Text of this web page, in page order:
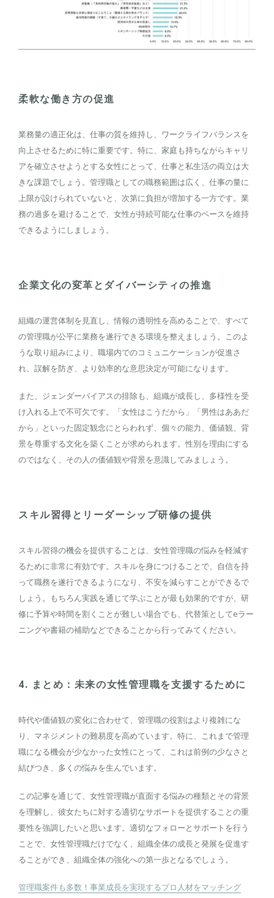
柔軟な働き方の促進
業務量の適正化は、仕事の質を維持し、ワークライフバランスを
向上させるために特に重要です。特に、家庭も持ちながらキャリ
アを確立させようとする女性にとって、仕事と私生活の両立は大
きな課題でしょう。管理職としての職務範囲は広く、仕事の量に
上限が設けられていないと、次第に負担が増加する一方です。業
務の過多を避けることで、女性が持続可能な仕事のペースを維持
できるようにしましょう。
企業文化の変革とダイバーシティの推進
組織の運営体制を見直し、情報の透明性を高めることで、すべて
の管理職が公平に業務を遂行できる環境を整えましょう。このよ
うな取り組みにより、職場内でのコミュニケーションが促進さ
れ、誤解を防ぎ、より効率的な意思決定が可能になります。
また、ジェンダーバイアスの排除も、組織が成長し、多様性を受
け入れる上で不可欠です。「女性はこうだから」「男性はああだ
から」といった固定観念にとらわれず、個々の能力、価値観、背
景を尊重する文化を築くことが求められます。性別を理由にする
のではなく、その人の価値観や背景を意識してみましょう。
スキル習得とリーダーシップ研修の提供
スキル習得の機会を提供することは、女性管理職の悩みを軽減す
るために非常に有効です。スキルを身につけることで、自信を持
って職務を遂行できるようになり、不安を減らすことができるで
しょう。もちろん実践を通じて学ぶことが最も効果的ですが、研
修に予算や時間を割くことが難しい場合でも、代替策としてeラー
ニングや書籍の補助などできることから行ってみてください。
4. まとめ：未来の女性管理職を支援するために
時代や価値観の変化に合わせて、管理職の役割はより複雑にな
り、マネジメントの難易度を高めています。特に、これまで管理
職になる機会が少なかった女性にとって、これは前例の少なさと
結びつき、多くの悩みを生んでいます。
この記事を通じて、女性管理職が直面する悩みの種類とその背景
を理解し、彼女たちに対する適切なサポートを提供することの重
要性を強調したいと思います。適切なフォローとサポートを行う
ことで、女性管理職だけでなく、組織全体の成長と発展を促進す
ることができ、組織全体の強化への第一歩となるでしょう。
管理職案件も多数！事業成長を実現するプロ人材をマッチング